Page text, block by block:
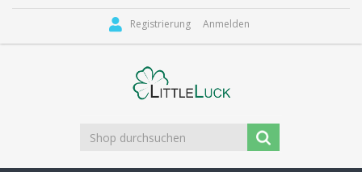
Registrierung Anmelden